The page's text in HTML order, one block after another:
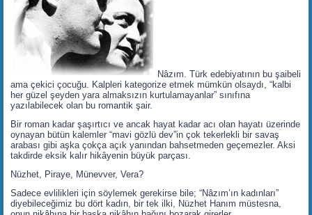
Nâzım. Türk edebiyatının bu şaibeli
ama çekici çocuğu. Kalpleri kategorize etmek mümkün olsaydı, “kalbi
her güzel şeyden yara almaksızın kurtulamayanlar” sınıfına
yazılabilecek olan bu romantik şair.
Bir roman kadar şaşırtıcı ve ancak hayat kadar acı olan hayatı üzerinde
oynayan bütün kalemler “mavi gözlü dev”in çok tekerlekli bir savaş
arabası gibi aşka çokça açık yanından bahsetmeden geçemezler. Aksi
takdirde eksik kalır hikâyenin büyük parçası.
Nüzhet, Piraye, Münevver, Vera?
Sadece evlilikleri için söylemek gerekirse bile; “Nâzım’ın kadınları”
diyebileceğimiz bu dört kadın, bir tek ilki, Nüzhet Hanım müstesna,